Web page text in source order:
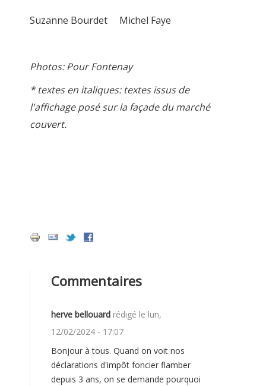
Suzanne Bourdet Michel Faye
Photos: Pour Fontenay
* textes en italiques: textes issus de
l'affichage posé sur la façade du marché
couvert.
Commentaires
herve bellouard rédigé le lun,
12/02/2024 - 17:07
BONJOUR
À
Bonjour à tous. Quand on voit nos
déclarations d'impôt foncier flamber
depuis 3 ans, on se demande pourquoi